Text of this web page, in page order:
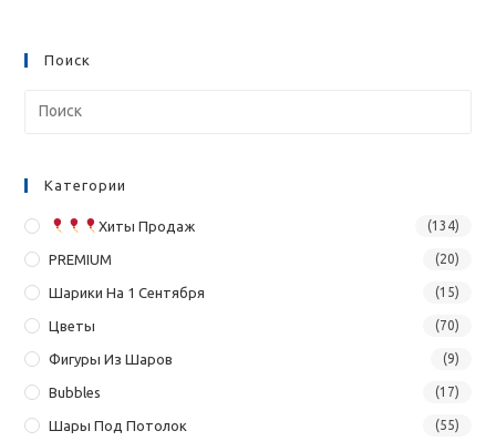
Поиск
Категории
Хиты Продаж (134)
PREMIUM (20)
Шарики На 1 Сентября (15)
Цветы (70)
Фигуры Из Шаров (9)
Bubbles (17)
Шары Под Потолок (55)